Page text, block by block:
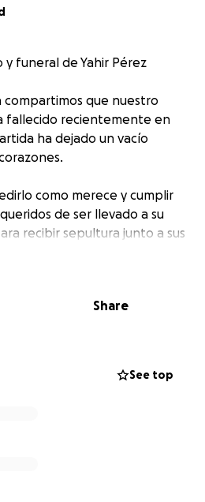
y funeral de Yahir Pérez
que nuestro
fallecido recientemente en
ha dejado un vacío
como merece y cumplir
de ser llevado a su
recibir sepultura junto a sus
los costos de traslado
económicas en este
esta campaña para
donación, por pequeña
Share
See top